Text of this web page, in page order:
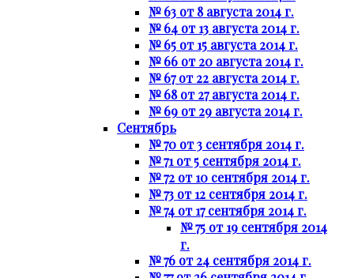
№ 63 от 8 августа 2014 г.
№ 64 от 13 августа 2014 г.
№ 65 от 15 августа 2014 г.
№ 66 от 20 августа 2014 г.
№ 67 от 22 августа 2014 г.
№ 68 от 27 августа 2014 г.
№ 69 от 29 августа 2014 г.
Сентябрь
№ 70 от 3 сентября 2014 г.
№ 71 от 5 сентября 2014 г.
№ 72 от 10 сентября 2014 г.
№ 73 от 12 сентября 2014 г.
№ 74 от 17 сентября 2014 г.
№ 75 от 19 сентября 2014
г.
№ 76 от 24 сентября 2014 г.